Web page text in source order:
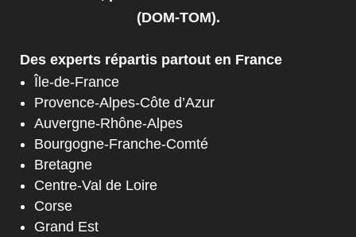
(DOM-TOM).
Des experts répartis partout en France
Île-de-France
Provence-Alpes-Côte d’Azur
Auvergne-Rhône-Alpes
Bourgogne-Franche-Comté
Bretagne
Centre-Val de Loire
Corse
Grand Est